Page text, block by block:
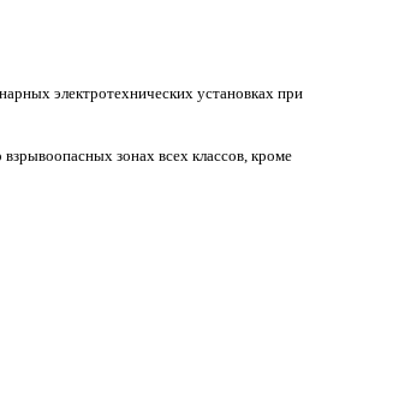
электротехнических установках при
зонах всех классов, кроме